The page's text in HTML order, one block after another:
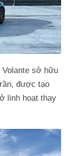
Volante sở hữu
được tạo
linh hoạt thay